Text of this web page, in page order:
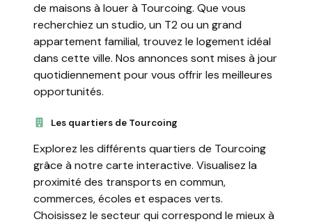
de maisons à louer à Tourcoing. Que vous
recherchiez un studio, un T2 ou un grand
appartement familial, trouvez le logement idéal
dans cette ville. Nos annonces sont mises à jour
quotidiennement pour vous offrir les meilleures
opportunités.
Les quartiers de Tourcoing
Explorez les différents quartiers de Tourcoing
grâce à notre carte interactive. Visualisez la
proximité des transports en commun,
commerces, écoles et espaces verts.
Choisissez le secteur qui correspond le mieux à